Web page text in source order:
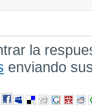
la
enviando